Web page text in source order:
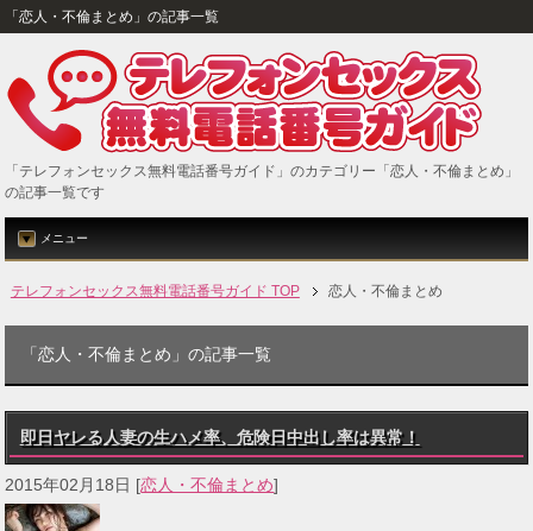
「恋人・不倫まとめ」の記事一覧
「テレフォンセックス無料電話番号ガイド」のカテゴリー「恋人・不倫まとめ」
の記事一覧です
メニュー
テレフォンセックス無料電話番号ガイド TOP 恋人・不倫まとめ
「恋人・不倫まとめ」の記事一覧
即日ヤレる人妻の生ハメ率、危険日中出し率は異常！
2015年02月18日 [恋人・不倫まとめ]